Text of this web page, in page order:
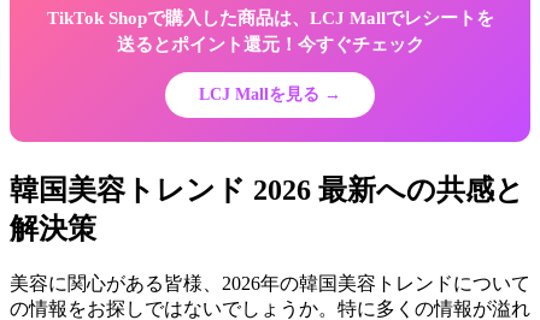
TikTok Shopで購入した商品は、LCJ Mallでレシートを
送るとポイント還元！今すぐチェック
LCJ Mallを見る →
韓国美容トレンド 2026 最新への共感と
解決策
美容に関心がある皆様、2026年の韓国美容トレンドについて
の情報をお探しではないでしょうか。特に多くの情報が溢れ